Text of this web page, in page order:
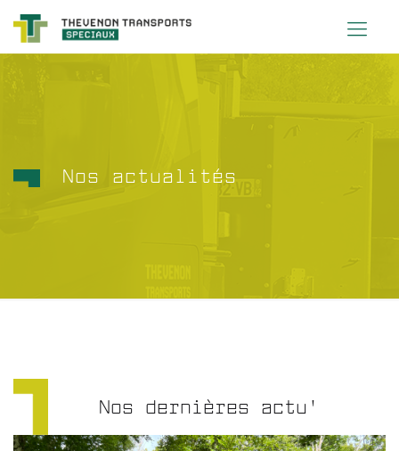
Nos actualités
Nos dernières actu'